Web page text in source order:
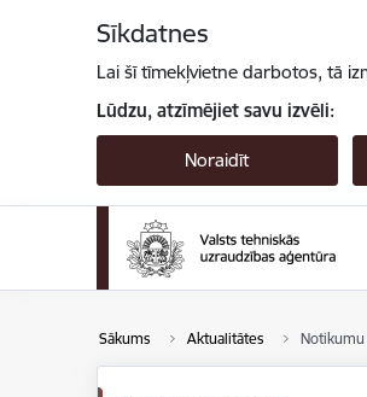
Sīkdatnes
Lai šī tīmekļvietne darbotos, tā
Lūdzu, atzīmējiet savu izvēli:
Noraidīt
Sākums Aktualitātes Notikumu